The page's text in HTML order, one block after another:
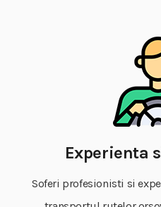
Experienta
Soferi profesionisti si